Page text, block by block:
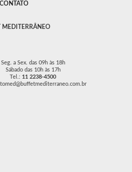
CONTATO
MEDITERRÂNEO
Seg. a Sex. das 09h às 18h
Sábado das 10h às 17h
Tel.: 11 2238-4500